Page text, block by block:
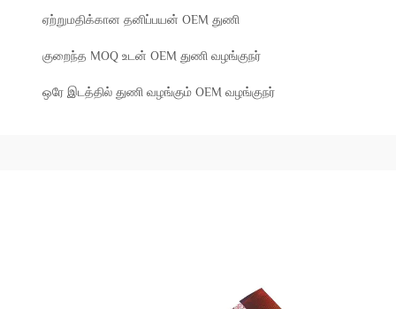
ஏற்றுமதிக்கான தனிப்பயன் OEM துணி
குறைந்த MOQ உடன் OEM துணி வழங்குநர்
ஒரே இடத்தில் துணி வழங்கும் OEM வழங்குநர்